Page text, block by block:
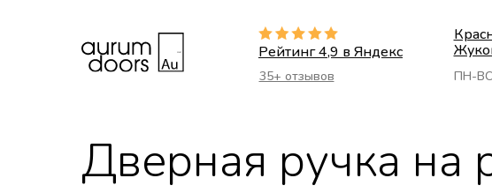
Рейтинг 4,9 в Яндекс
35+ отзывов ПН-ВС
Дверная ручка на